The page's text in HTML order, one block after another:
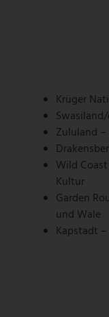
Krüger
Zululand
Wild
Kultur
Garden
und Wale
Kapstadt